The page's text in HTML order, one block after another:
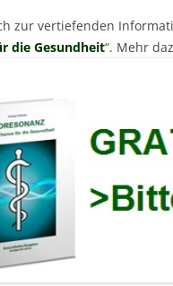
zur vertiefenden
die Gesundheit“. Mehr